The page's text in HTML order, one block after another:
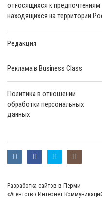
относящихся к предпочтениям
находящихся на территории
Редакция
Реклама в Business Class
Политика в отношении
обработки персональных
данных
Разработка сайтов в Перми
«Агентство Интернет